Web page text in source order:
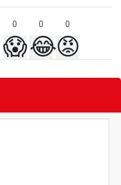
0 0 0
😱😂😡